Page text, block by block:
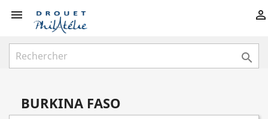
 

BURKINA FASO